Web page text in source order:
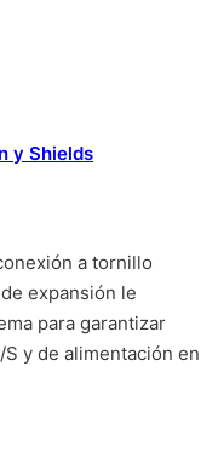
y Shields
a tornillo
expansión le
para garantizar
y de alimentación en